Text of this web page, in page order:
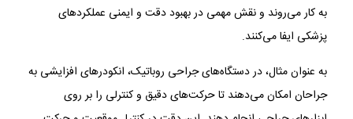
به کار می‌روند و نقش مهمی در بهبود دقت و ایمنی عملکردهای
پزشکی ایفا می‌کنند.
به عنوان مثال، در دستگاه‌های جراحی روباتیک، انکودرهای افزایشی به
جراحان امکان می‌دهند تا حرکت‌های دقیق و کنترلی را بر روی